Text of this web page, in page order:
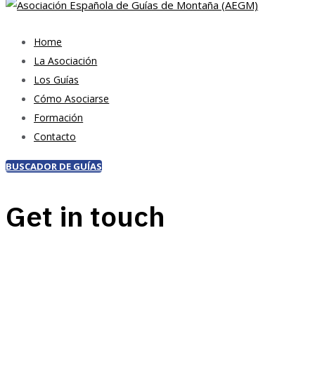
Home
La Asociación
Los Guías
Cómo Asociarse
Formación
Contacto
BUSCADOR DE GUÍAS
Get in touch